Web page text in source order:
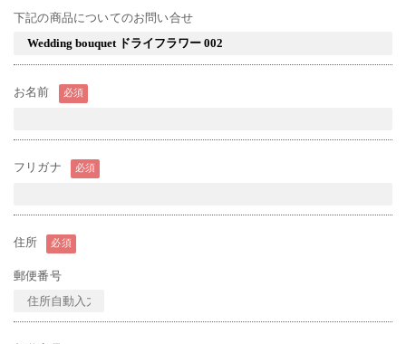
下記の商品についてのお問い合せ
お名前 必須
フリガナ 必須
住所 必須
郵便番号